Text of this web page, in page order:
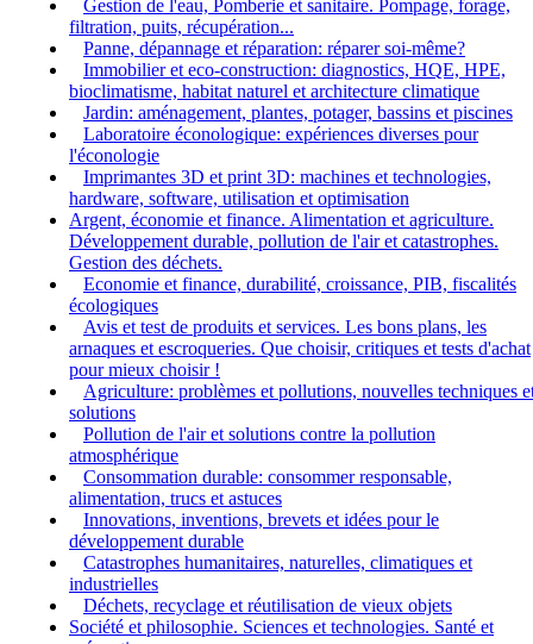
Gestion de l'eau, Pomberie et sanitaire. Pompage, forage,
filtration, puits, récupération...
Panne, dépannage et réparation: réparer soi-même?
Immobilier et eco-construction: diagnostics, HQE, HPE,
bioclimatisme, habitat naturel et architecture climatique
Jardin: aménagement, plantes, potager, bassins et piscines
Laboratoire éconologique: expériences diverses pour
l'éconologie
Imprimantes 3D et print 3D: machines et technologies,
hardware, software, utilisation et optimisation
Argent, économie et finance. Alimentation et agriculture.
Développement durable, pollution de l'air et catastrophes.
Gestion des déchets.
Economie et finance, durabilité, croissance, PIB, fiscalités
écologiques
Avis et test de produits et services. Les bons plans, les
arnaques et escroqueries. Que choisir, critiques et tests d'achat
pour mieux choisir !
Agriculture: problèmes et pollutions, nouvelles techniques
solutions
Pollution de l'air et solutions contre la pollution
atmosphérique
Consommation durable: consommer responsable,
alimentation, trucs et astuces
Innovations, inventions, brevets et idées pour le
développement durable
Catastrophes humanitaires, naturelles, climatiques et
industrielles
Déchets, recyclage et réutilisation de vieux objets
Société et philosophie. Sciences et technologies. Santé et